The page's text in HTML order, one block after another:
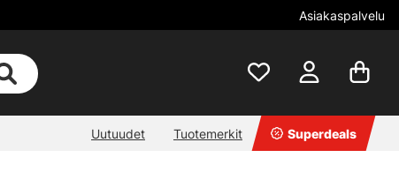
Asiakaspalvelu
Uutuudet Tuotemerkit Superdeals